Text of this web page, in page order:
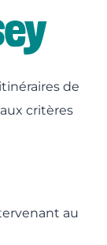
de
critères
au